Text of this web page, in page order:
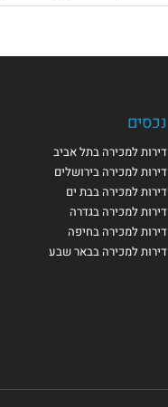
נכסים
דירות למכירה בתל אביב
דירות למכירה בירושלים
דירות למכירה בבת ים
דירות למכירה בגדרה
דירות למכירה בחיפה
דירות למכירה בבאר שבע